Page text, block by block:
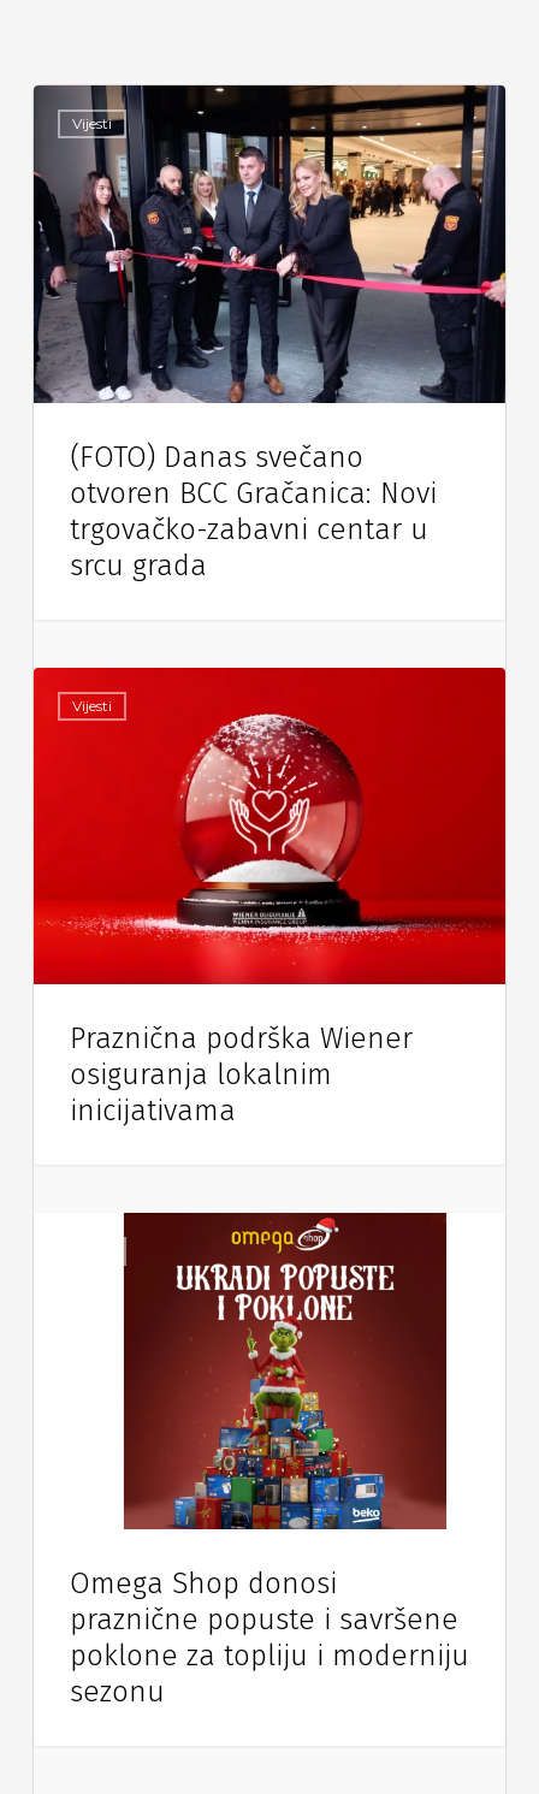
Vijesti
(FOTO) Danas svečano
otvoren BCC Gračanica: Novi
trgovačko-zabavni centar u
srcu grada
Vijesti
Praznična podrška Wiener
osiguranja lokalnim
inicijativama
Omega Shop donosi
praznične popuste i savršene
poklone za topliju i moderniju
sezonu